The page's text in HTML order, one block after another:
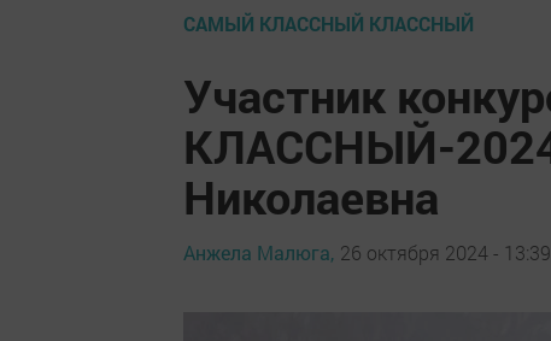
САМЫЙ КЛАССНЫЙ КЛАССНЫЙ
Участник
КЛАССНЫЙ-
Николаевна
Анжела Малюга, 26 октября 2024 - 13:39